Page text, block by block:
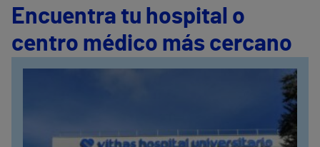
Encuentra tu hospital o
centro médico más cercano